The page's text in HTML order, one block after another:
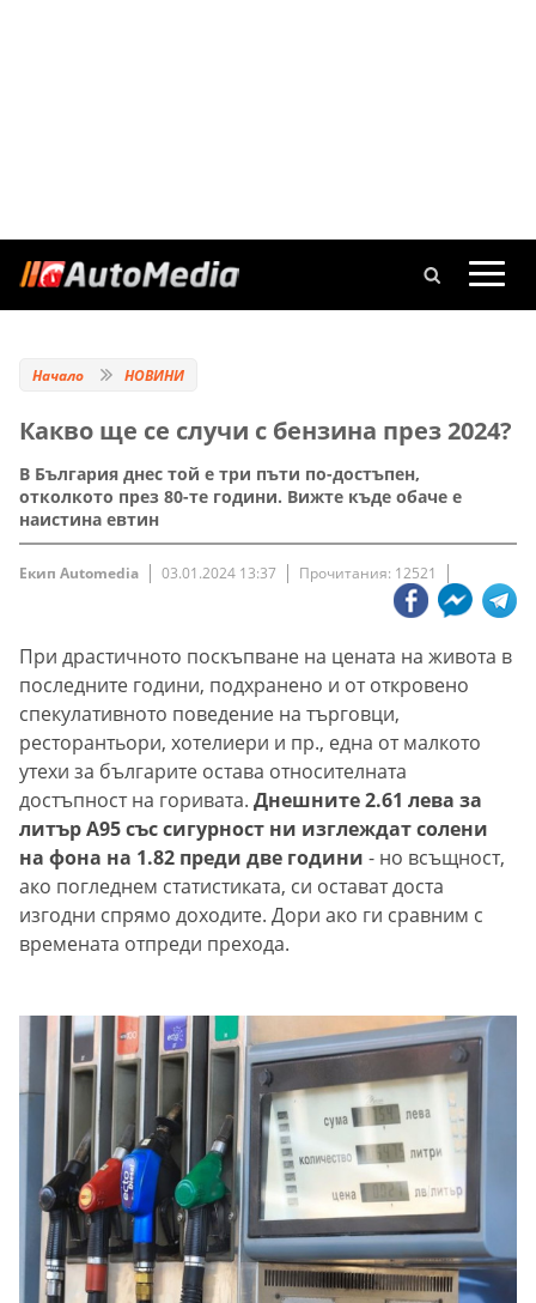
Начало НОВИНИ
Какво ще се случи с бензина през 2024?
В България днес той е три пъти по-достъпен,
отколкото през 80-те години. Вижте къде обаче е
наистина евтин
Екип Automedia 03.01.2024 13:37 Прочитания: 12521
При драстичното поскъпване на цената на живота в
последните години, подхранено и от откровено
спекулативното поведение на търговци,
ресторантьори, хотелиери и пр., една от малкото
утехи за българите остава относителната
достъпност на горивата. Днешните 2.61 лева за
литър А95 със сигурност ни изглеждат солени
на фона на 1.82 преди две години - но всъщност,
ако погледнем статистиката, си остават доста
изгодни спрямо доходите. Дори ако ги сравним с
времената отпреди прехода.